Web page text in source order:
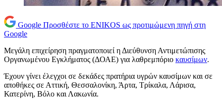
Google Προσθέστε το ENIKOS ως προτιμώμενη πηγή στη
Google
Μεγάλη επιχείρηση πραγματοποιεί η Διεύθυνση Αντιμετώπισης
Οργανωμένου Εγκλήματος (ΔΟΑΕ) για λαθρεμπόριο καυσίμων.
Έχουν γίνει έλεγχοι σε δεκάδες πρατήρια υγρών καυσίμων και σε
αποθήκες σε Αττική, Θεσσαλονίκη, Άρτα, Τρίκαλα, Λάρισα,
Κατερίνη, Βόλο και Λακωνία.